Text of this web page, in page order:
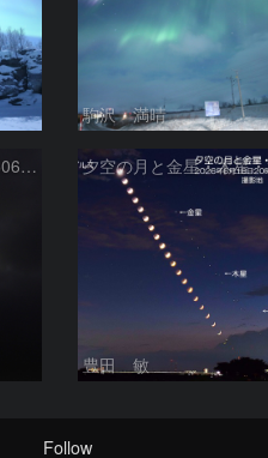
駒沢 満晴
木星 金星 三日月 260618
豊田 敏
Follow